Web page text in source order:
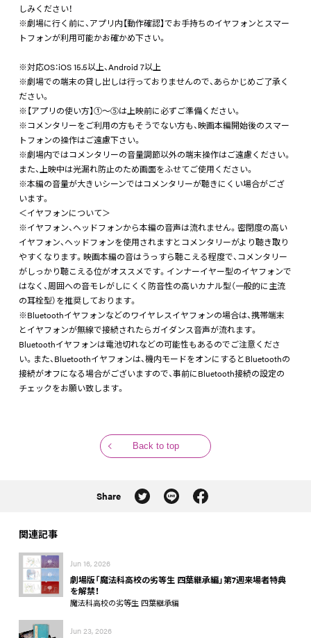
しみください！
※劇場に行く前に、アプリ内【動作確認】でお手持ちのイヤフォンとスマー
トフォンが利用可能かお確かめ下さい。
※対応OS：iOS 15.5以上、Android 7以上
※劇場での端末の貸し出しは行っておりませんので、あらかじめご了承く
ださい。
※【アプリの使い方】①～⑤は上映前に必ずご準備ください。
※コメンタリーをご利用の方もそうでない方も、映画本編開始後のスマー
トフォンの操作はご遠慮下さい。
※劇場内ではコメンタリーの音量調節以外の端末操作はご遠慮ください。
また、上映中は光漏れ防止のため画面をふせてご使用ください。
※本編の音量が大きいシーンではコメンタリーが聴きにくい場合がござ
います。
＜イヤフォンについて＞
※イヤフォン、ヘッドフォンから本編の音声は流れません。密閉度の高い
イヤフォン、ヘッドフォンを使用されますとコメンタリーがより聴き取り
やすくなります。映画本編の音はうっすら聴こえる程度で、コメンタリー
がしっかり聴こえる位がオススメです。インナーイヤー型のイヤフォンで
はなく、周囲への音モレがしにくく防音性の高いカナル型（一般的に主流
の耳栓型）を推奨しております。
※Bluetoothイヤフォンなどのワイヤレスイヤフォンの場合は、携帯端末
とイヤフォンが無線で接続されたらガイダンス音声が流れます。
Bluetoothイヤフォンは電池切れなどの可能性もあるのでご注意くださ
い。また、Bluetoothイヤフォンは、機内モードをオンにするとBluetoothの
接続がオフになる場合がございますので、事前にBluetooth接続の設定の
チェックをお願い致します。
Back to top
Share
関連記事
Jun 16, 2026
劇場版「魔法科高校の劣等生 四葉継承編」第7週来場者特典
を解禁！
魔法科高校の劣等生 四葉継承編
Jun 23, 2026